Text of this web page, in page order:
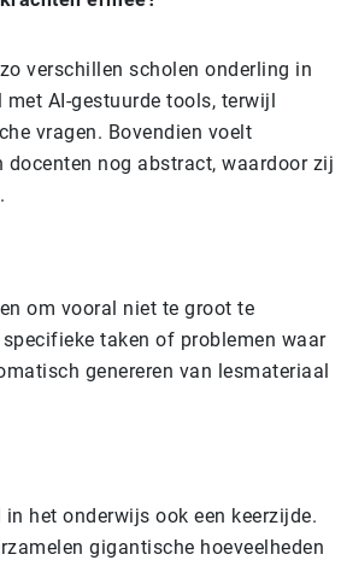
verschillen scholen onderling in
AI-gestuurde tools, terwijl
vragen. Bovendien voelt
nog abstract, waardoor zij
om vooral niet te groot te
taken of problemen waar
genereren van lesmateriaal
het onderwijs ook een keerzijde.
gigantische hoeveelheden